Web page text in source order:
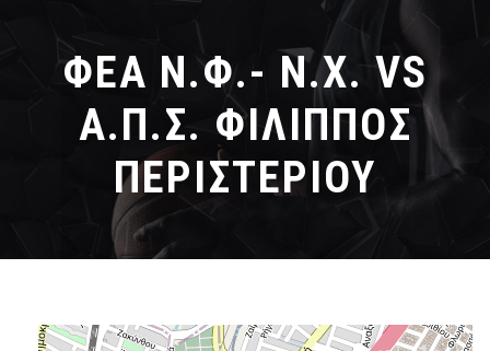
ΦΕΑ Ν.Φ.- Ν.Χ. VS
Α.Π.Σ. ΦΙΛΙΠΠΟΣ
ΠΕΡΙΣΤΕΡΙΟΥ